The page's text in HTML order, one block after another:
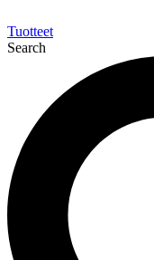
Tuotteet
Search